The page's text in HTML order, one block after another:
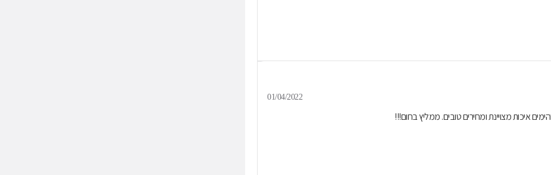
01/04/2022
איכות מצויינת ומחירים טובים. ממליץ בחום!!!